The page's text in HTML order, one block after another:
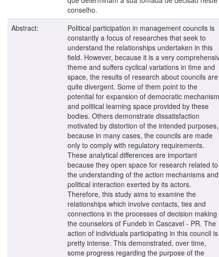
conselho.
Abstract:
Political participation in management councils is
constantly a focus of researches that seek to
understand the relationships undertaken in this
field. However, because it is a very
theme and suffers cyclical variations in time and
space, the results of research about councils are
quite divergent. Some of them point to the
potential for expansion of democratic
and political learning space provided by these
bodies. Others demonstrate dissatisfaction
motivated by distortion of the intended purposes,
because in many cases, the councils are made
only to comply with regulatory requirements.
These analytical differences are important
because they open space for research related to
the understanding of the action mechanisms and
political interaction exerted by its actors.
Therefore, this study aims to examine the
relationships which involve contacts, ties and
connections in the processes of decision making
the counselors of Fundeb in Cascavel - PR. The
action of individuals participating in this council is
pretty intense. This demonstrated, over time,
some progress regarding the purpose of the